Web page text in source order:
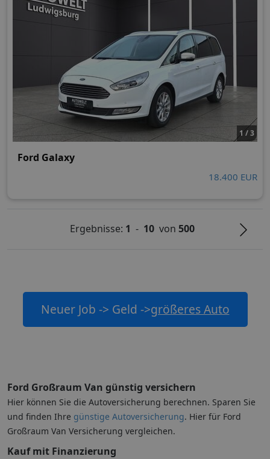
1 / 3
Ford Galaxy
18.400 EUR
Ergebnisse: 1 - 10 von500
Neuer Job -> Geld ->größeres Auto
Ford Großraum Van günstig versichern
Hier können Sie die Autoversicherung berechnen. Sparen Sie
und finden Ihre günstige Autoversicherung. Hier für Ford
Großraum Van Versicherung vergleichen.
Kauf mit Finanzierung